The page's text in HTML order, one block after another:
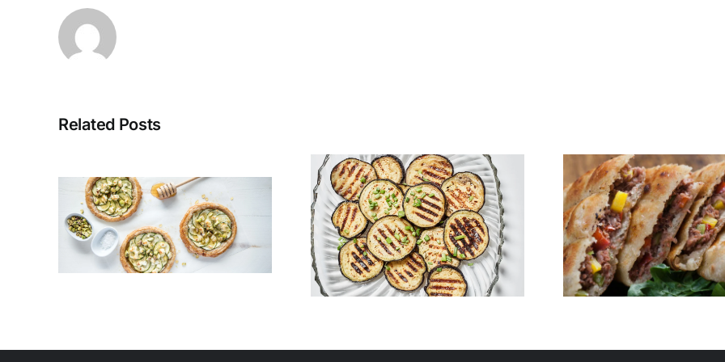
Related Posts
Grilled Eggplant
Alexandrian
Hawawshi
Fruit